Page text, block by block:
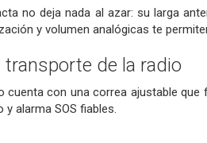
no deja nada al azar: su larga
y volumen analógicas te
transporte de la radio
cuenta con una correa ajustable
alarma SOS fiables.